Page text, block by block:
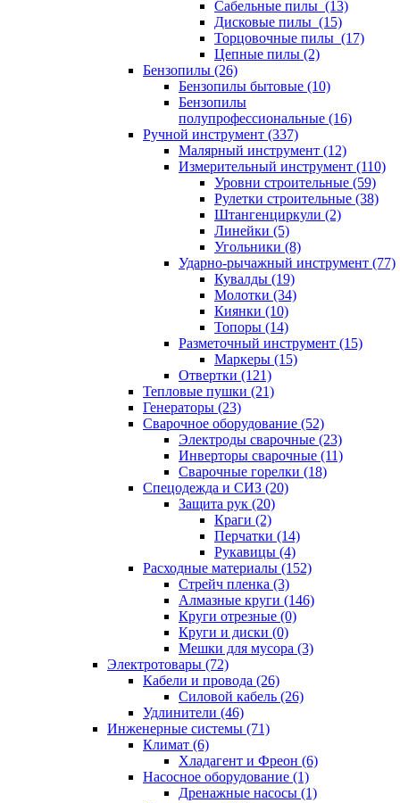
Сабельные пилы (13)
Дисковые пилы (15)
Торцовочные пилы (17)
Цепные пилы (2)
Бензопилы (26)
Бензопилы бытовые (10)
Бензопилы
полупрофессиональные (16)
Ручной инструмент (337)
Малярный инструмент (12)
Измерительный инструмент (110)
Уровни строительные (59)
Рулетки строительные (38)
Штангенциркули (2)
Линейки (5)
Угольники (8)
Ударно-рычажный инструмент (77)
Кувалды (19)
Молотки (34)
Киянки (10)
Топоры (14)
Разметочный инструмент (15)
Маркеры (15)
Отвертки (121)
Тепловые пушки (21)
Генераторы (23)
Сварочное оборудование (52)
Электроды сварочные (23)
Инверторы сварочные (11)
Сварочные горелки (18)
Спецодежда и СИЗ (20)
Защита рук (20)
Краги (2)
Перчатки (14)
Рукавицы (4)
Расходные материалы (152)
Стрейч пленка (3)
Алмазные круги (146)
Круги отрезные (0)
Круги и диски (0)
Мешки для мусора (3)
Электротовары (72)
Кабели и провода (26)
Силовой кабель (26)
Удлинители (46)
Инженерные системы (71)
Климат (6)
Хладагент и Фреон (6)
Насосное оборудование (1)
Дренажные насосы (1)